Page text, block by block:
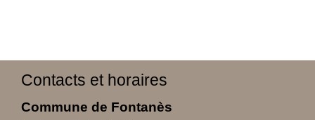
Contacts et horaires
Commune de Fontanès